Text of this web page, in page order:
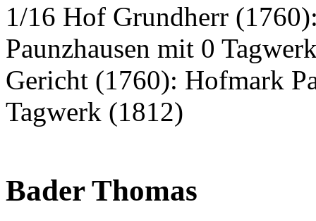
1/16 Hof Grundherr
Paunzhausen mit 0
Gericht (1760): Hofmark
Tagwerk (1812)
Bader Thomas